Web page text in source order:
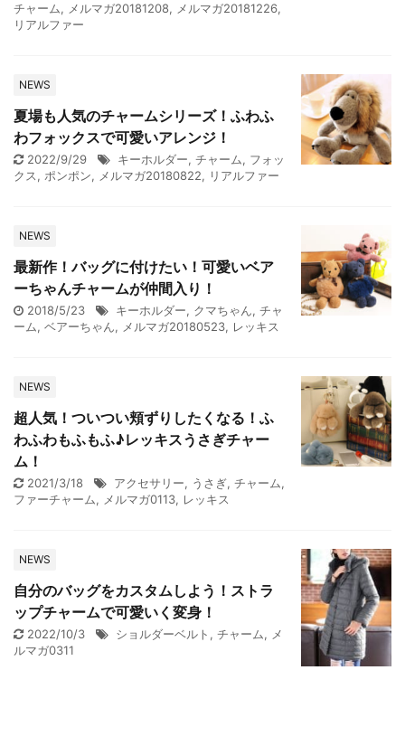
チャーム, メルマガ20181208, メルマガ20181226,
リアルファー
NEWS
夏場も人気のチャームシリーズ！ふわふ
わフォックスで可愛いアレンジ！
2022/9/29 キーホルダー, チャーム, フォッ
クス, ポンポン, メルマガ20180822, リアルファー
NEWS
最新作！バッグに付けたい！可愛いベア
ーちゃんチャームが仲間入り！
2018/5/23 キーホルダー, クマちゃん, チャ
ーム, ベアーちゃん, メルマガ20180523, レッキス
NEWS
超人気！ついつい頬ずりしたくなる！ふ
わふわもふもふ♪レッキスうさぎチャー
ム！
2021/3/18 アクセサリー, うさぎ, チャーム,
ファーチャーム, メルマガ0113, レッキス
NEWS
自分のバッグをカスタムしよう！ストラ
ップチャームで可愛いく変身！
2022/10/3 ショルダーベルト , チャーム, メ
ルマガ0311